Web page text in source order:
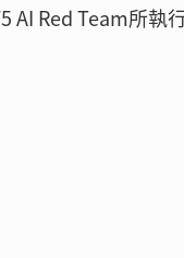
Red Team所執